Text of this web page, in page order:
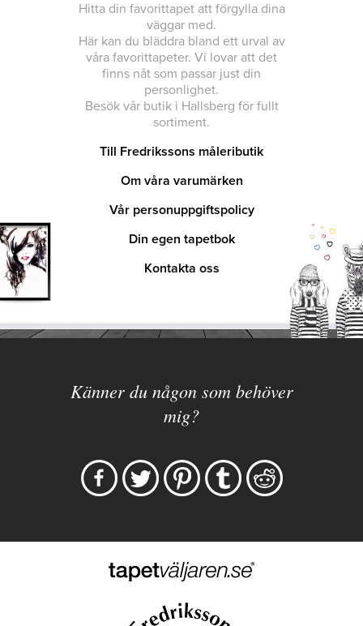
Hitta din favorittapet att förgylla dina
väggar med.
Här kan du bläddra bland ett urval av
våra favorittapeter. Vi lovar att det
finns nåt som passar just din
personlighet.
Besök vår butik i Hallsberg för fullt
sortiment.
Till Fredrikssons måleributik
Om våra varumärken
Vår personuppgiftspolicy
Din egen tapetbok
Kontakta oss
Känner du någon som behöver
mig?